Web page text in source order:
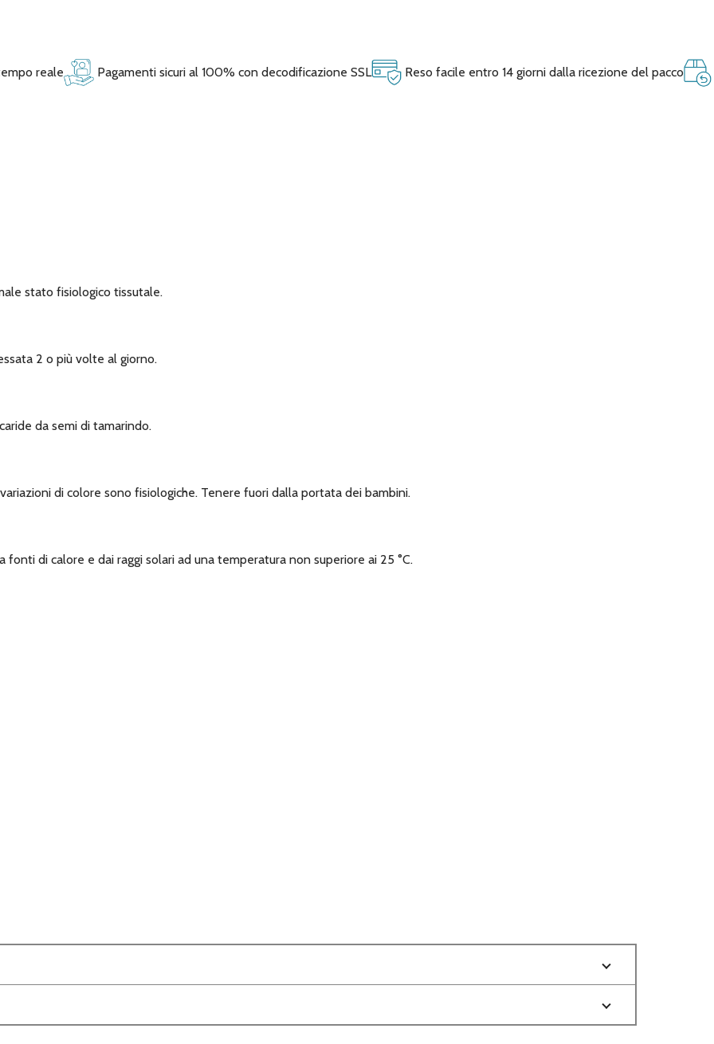
reale Pagamenti sicuri al 100% con decodificazione SSL Reso facile entro 14 giorni dalla ricezione del pacco
stato fisiologico tissutale.
2 o più volte al giorno.
da semi di tamarindo.
di colore sono fisiologiche. Tenere fuori dalla portata dei bambini.
di calore e dai raggi solari ad una temperatura non superiore ai 25 °C.